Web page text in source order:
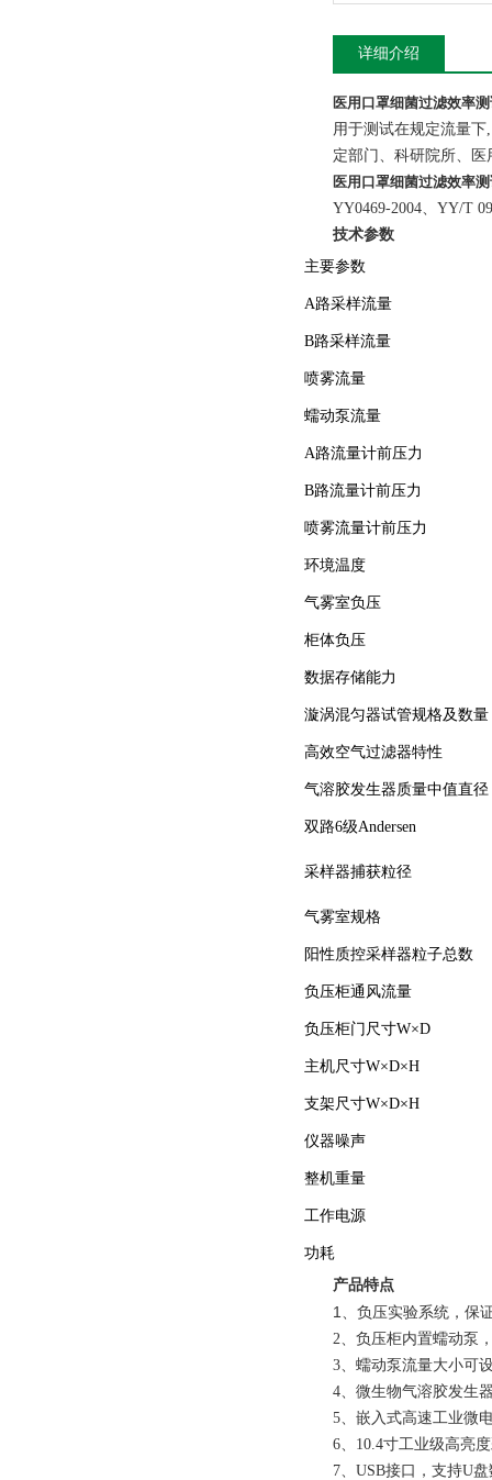
详细介绍
医用口罩细菌过滤效率
用于测试在规定流量
定部门、科研院所、
医用口罩细菌过滤效率
YY0469-2004、YY/T
技术参数
主要参数
A路采样流量
B路采样流量
喷雾流量
蠕动泵流量
A路流量计前压力
B路流量计前压力
喷雾流量计前压力
环境温度
气雾室负压
柜体负压
数据存储能力
漩涡混匀器试管规格及数量
高效空气过滤器特性
气溶胶发生器质量中值直径
双路6级Andersen
采样器捕获粒径
气雾室规格
阳性质控采样器粒子总数
负压柜通风流量
负压柜门尺寸W×D
主机尺寸W×D×H
支架尺寸W×D×H
仪器噪声
整机重量
工作电源
功耗
产品特点
1
负压实验系统，保
2、负压柜内置蠕动泵
3、蠕动泵流量大小可
4、微生物气溶胶发生
5、嵌入式高速工业微
6、10.4寸工业级高亮
7、USB接口，支持U